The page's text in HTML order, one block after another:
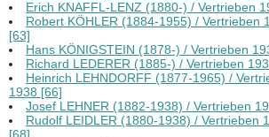
Erich KNAFFL-LENZ (1880-) / Vertrieben
Robert KÖHLER (1884-1955) / Vertrieben
[63]
Hans KÖNIGSTEIN (1878-) / Vertrieben
Richard LEDERER (1885-) / Vertrieben
Heinrich LEHNDORFF (1877-1965) /
1938 [66]
Josef LEHNER (1882-1938) / Vertrieben
Rudolf LEIDLER (1880-1938) / Vertrieben